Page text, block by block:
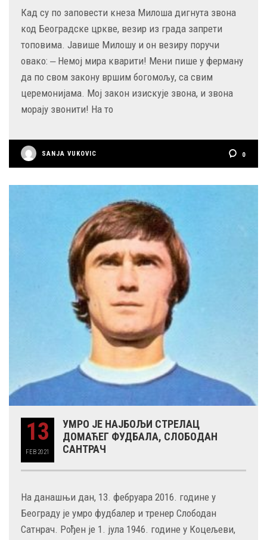
Кад су по заповести кнеза Милоша дигнута звона
код Београдске цркве, везир из града запрети
топовима. Јавише Милошу и он везиру поручи
овако: ‒ Немој мира кварити! Мени пише у ферману
да по свом закону вршим богомољу, са свим
церемонијама. Мој закон изискује звона, и звона
морају звонити! На то
SANJA VUKOVIC 0
13
FEB 2021
УМРО ЈЕ НАЈБОЉИ СТРЕЛАЦ
ДОМАЋЕГ ФУДБАЛА, СЛОБОДАН
САНТРАЧ
На данашњи дан, 13. фебруара 2016. године у
Београду је умро фудбалер и тренер Слободан
Сатнрач. Рођен је 1. јула 1946. године у Коцељеви,